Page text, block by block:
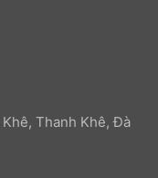
Thanh Khê, Đà